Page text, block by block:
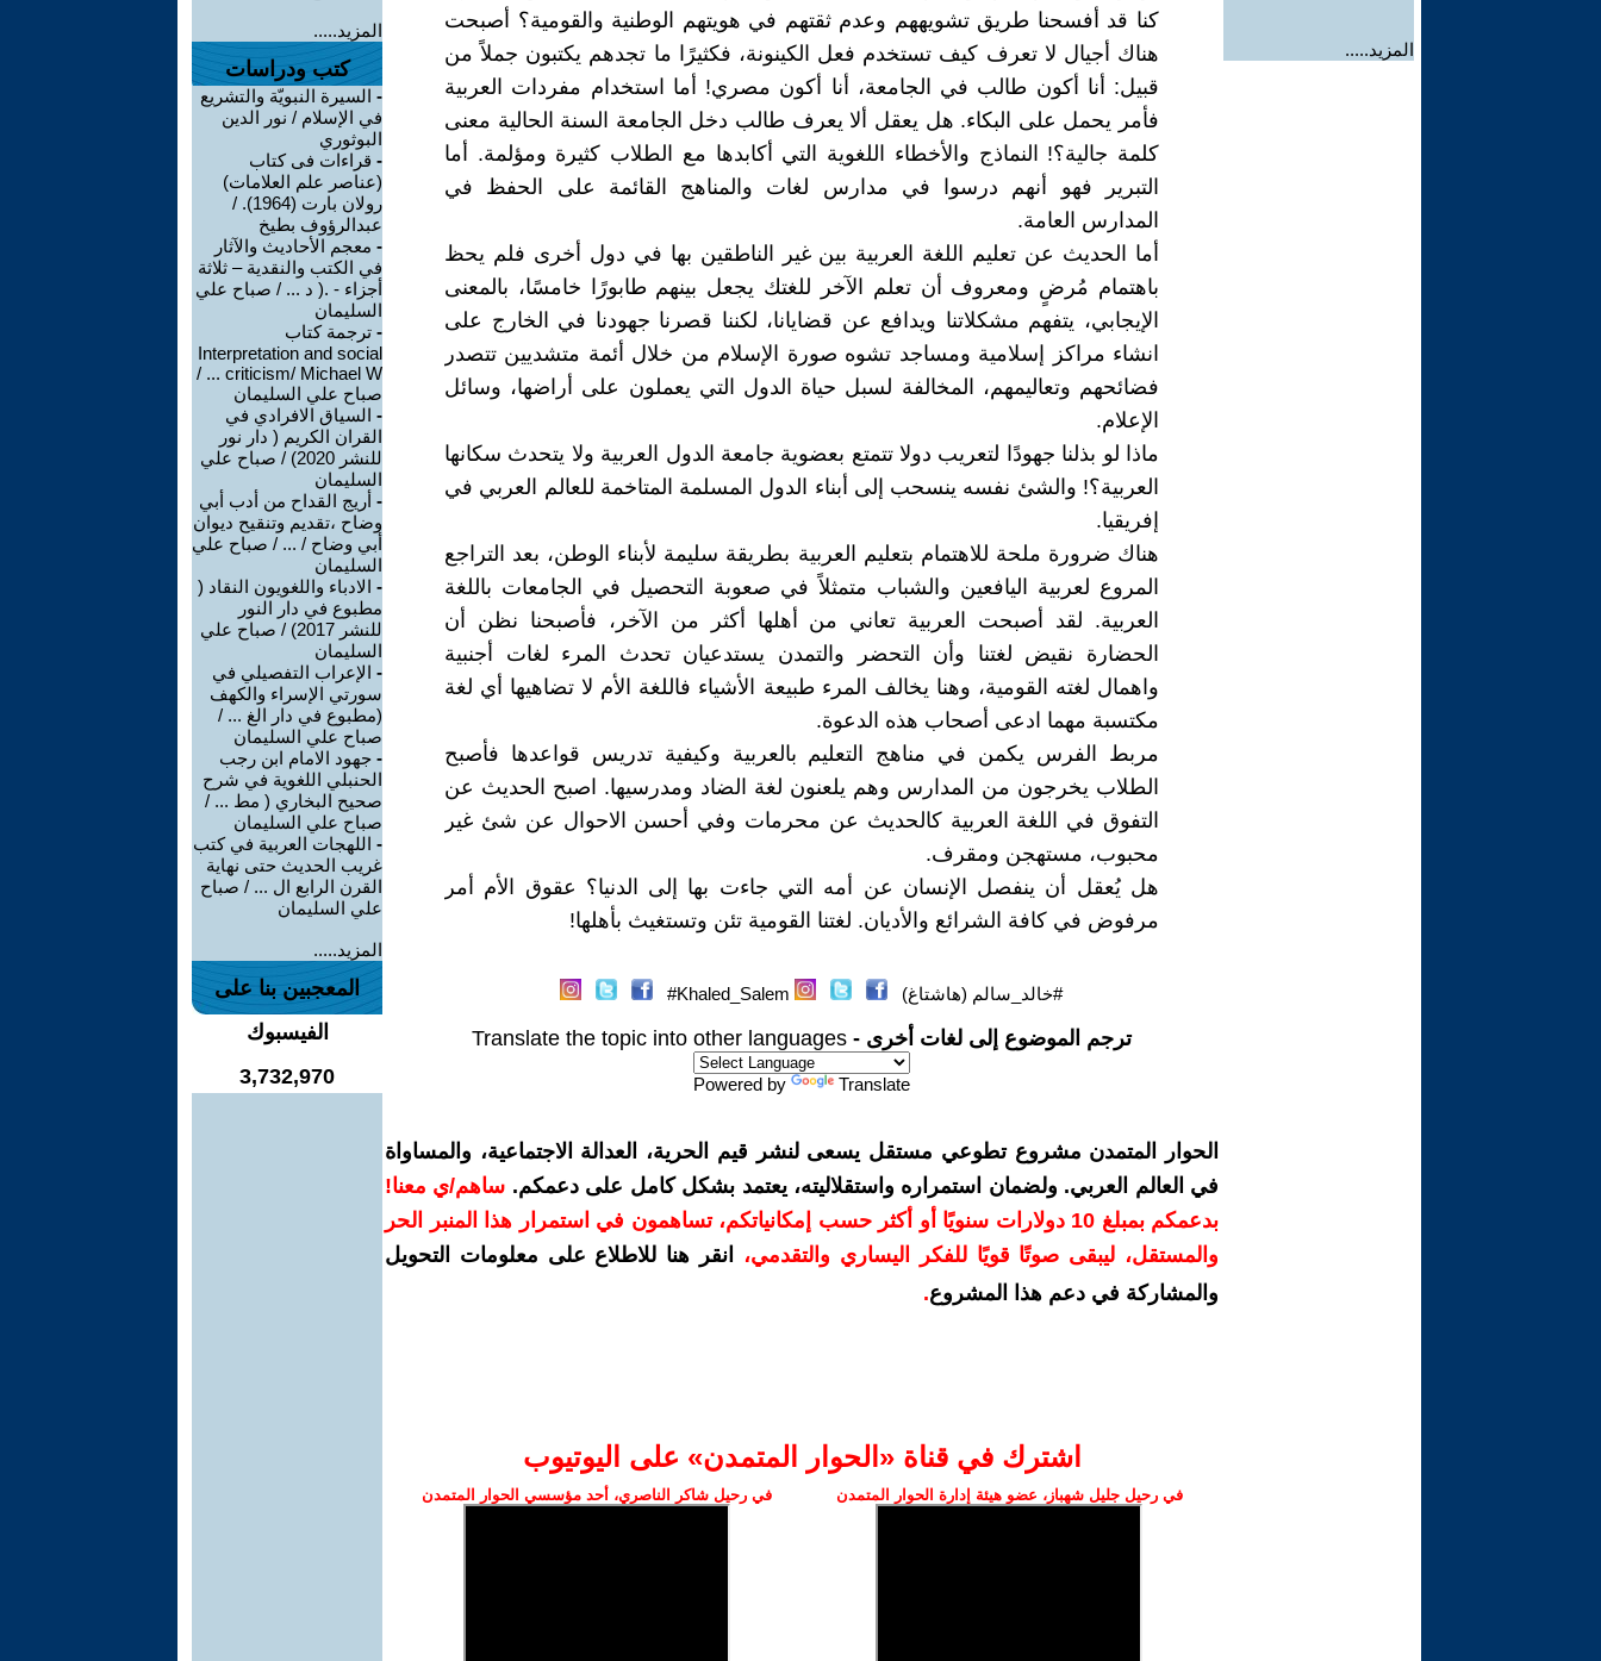
المزيد.....
كنا قد أفسحنا طريق تشويههم وعدم ثقتهم في هويتهم الوطنية والقومية؟ أصبحت
هناك أجيال لا تعرف كيف تستخدم فعل الكينونة، فكثيرًا ما تجدهم يكتبون جملاً من
قبيل: أنا أكون طالب في الجامعة، أنا أكون مصري! أما استخدام مفردات العربية
فأمر يحمل على البكاء. هل يعقل ألا يعرف طالب دخل الجامعة السنة الحالية معنى
كلمة جالية؟! النماذج والأخطاء اللغوية التي أكابدها مع الطلاب كثيرة ومؤلمة. أما
التبرير فهو أنهم درسوا في مدارس لغات والمناهج القائمة على الحفظ في
المدارس العامة.
أما الحديث عن تعليم اللغة العربية بين غير الناطقين بها في دول أخرى فلم يحظ
باهتمام مُرضٍ ومعروف أن تعلم الآخر للغتك يجعل بينهم طابورًا خامسًا، بالمعنى
الإيجابي، يتفهم مشكلاتنا ويدافع عن قضايانا، لكننا قصرنا جهودنا في الخارج على
انشاء مراكز إسلامية ومساجد تشوه صورة الإسلام من خلال أئمة متشديين تتصدر
فضائحهم وتعاليمهم، المخالفة لسبل حياة الدول التي يعملون على أراضها، وسائل
الإعلام.
ماذا لو بذلنا جهودًا لتعريب دولا تتمتع بعضوية جامعة الدول العربية ولا يتحدث سكانها
العربية؟! والشئ نفسه ينسحب إلى أبناء الدول المسلمة المتاخمة للعالم العربي في
إفريقيا.
هناك ضرورة ملحة للاهتمام بتعليم العربية بطريقة سليمة لأبناء الوطن، بعد التراجع
المروع لعربية اليافعين والشباب متمثلاً في صعوبة التحصيل في الجامعات باللغة
العربية. لقد أصبحت العربية تعاني من أهلها أكثر من الآخر، فأصبحنا نظن أن
الحضارة نقيض لغتنا وأن التحضر والتمدن يستدعيان تحدث المرء لغات أجنبية
واهمال لغته القومية، وهنا يخالف المرء طبيعة الأشياء فاللغة الأم لا تضاهيها أي لغة
مكتسبة مهما ادعى أصحاب هذه الدعوة.
مربط الفرس يكمن في مناهج التعليم بالعربية وكيفية تدريس قواعدها فأصبح
الطلاب يخرجون من المدارس وهم يلعنون لغة الضاد ومدرسيها. اصبح الحديث عن
التفوق في اللغة العربية كالحديث عن محرمات وفي أحسن الاحوال عن شئ غير
محبوب، مستهجن ومقرف.
هل يُعقل أن ينفصل الإنسان عن أمه التي جاءت بها إلى الدنيا؟ عقوق الأم أمر
مرفوض في كافة الشرائع والأديان. لغتنا القومية تئن وتستغيث بأهلها!
#خالد_سالم (هاشتاغ) Khaled_Salem#
ترجم الموضوع إلى لغات أخرى - Translate the topic into other languages
Powered by Translate
الحوار المتمدن مشروع تطوعي مستقل يسعى لنشر قيم الحرية، العدالة الاجتماعية، والمساواة
في العالم العربي. ولضمان استمراره واستقلاليته، يعتمد بشكل كامل على دعمكم. ساهم/ي معنا!
بدعمكم بمبلغ 10 دولارات سنويًا أو أكثر حسب إمكانياتكم، تساهمون في استمرار هذا المنبر الحر
والمستقل، ليبقى صوتًا قويًا للفكر اليساري والتقدمي،
انقر هنا للاطلاع على معلومات التحويل
والمشاركة في دعم هذا المشروع.
اشترك في قناة ‫«الحوار المتمدن» على اليوتيوب
في رحيل جليل شهباز، عضو هيئة إدارة الحوار المتمدن في رحيل شاكر الناصري، أحد مؤسسي الحوار المتمدن
المزيد.....
كتب ودراسات
- السيرة النبويّة والتشريع
في الإسلام / نور الدين
البوثوري
- قراءات فى كتاب
(عناصر علم العلامات)
رولان بارت (1964). /
عبدالرؤوف بطيخ
- معجم الأحاديث والآثار
في الكتب والنقدية – ثلاثة
أجزاء - .( د ... / صباح علي
السليمان
- ترجمة كتاب
Interpretation and social
criticism/ Michael W ... /
صباح علي السليمان
- السياق الافرادي في
القران الكريم ( دار نور
للنشر 2020) / صباح علي
السليمان
- أريج القداح من أدب أبي
وضاح ،تقديم وتنقيح ديوان
أبي وضاح / ... / صباح علي
السليمان
- الادباء واللغويون النقاد (
مطبوع في دار النور
للنشر 2017) / صباح علي
السليمان
- الإعراب التفصيلي في
سورتي الإسراء والكهف
(مطبوع في دار الغ ... /
صباح علي السليمان
- جهود الامام ابن رجب
الحنبلي اللغوية في شرح
صحيح البخاري ( مط ... /
صباح علي السليمان
- اللهجات العربية في كتب
غريب الحديث حتى نهاية
القرن الرابع ال ... / صباح
علي السليمان
المزيد.....
المعجبين بنا على
الفيسبوك
3,732,970